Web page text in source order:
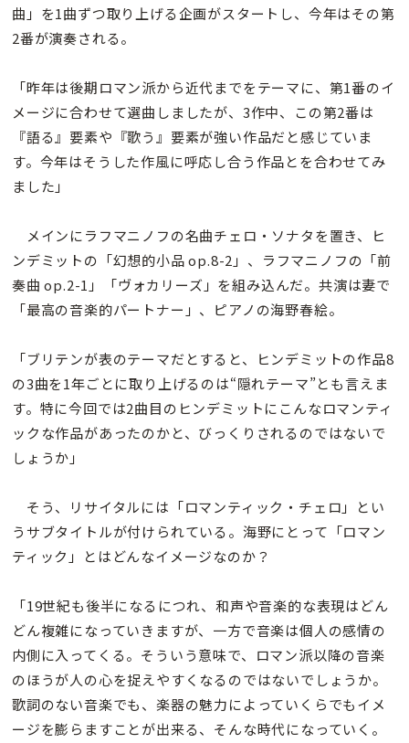
曲」を1曲ずつ取り上げる企画がスタートし、今年はその第
2番が演奏される。
「昨年は後期ロマン派から近代までをテーマに、第1番のイ
メージに合わせて選曲しましたが、3作中、この第2番は
『語る』要素や『歌う』要素が強い作品だと感じていま
す。今年はそうした作風に呼応し合う作品とを合わせてみ
ました」
メインにラフマニノフの名曲チェロ・ソナタを置き、ヒ
ンデミットの「幻想的小品 op.8-2」、ラフマニノフの「前
奏曲 op.2-1」「ヴォカリーズ」を組み込んだ。共演は妻で
「最高の音楽的パートナー」、ピアノの海野春絵。
「ブリテンが表のテーマだとすると、ヒンデミットの作品8
の3曲を1年ごとに取り上げるのは“隠れテーマ”とも言えま
す。特に今回では2曲目のヒンデミットにこんなロマンティ
ックな作品があったのかと、びっくりされるのではないで
しょうか」
そう、リサイタルには「ロマンティック・チェロ」とい
うサブタイトルが付けられている。海野にとって「ロマン
ティック」とはどんなイメージなのか？
「19世紀も後半になるにつれ、和声や音楽的な表現はどん
どん複雑になっていきますが、一方で音楽は個人の感情の
内側に入ってくる。そういう意味で、ロマン派以降の音楽
のほうが人の心を捉えやすくなるのではないでしょうか。
歌詞のない音楽でも、楽器の魅力によっていくらでもイメ
ージを膨らますことが出来る、そんな時代になっていく。